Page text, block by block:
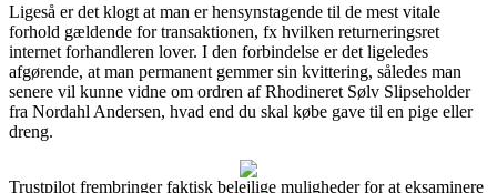
Ligeså er det klogt at man er hensynstagende til de mest vitale
forhold gældende for transaktionen, fx hvilken returneringsret
internet forhandleren lover. I den forbindelse er det ligeledes
afgørende, at man permanent gemmer sin kvittering, således man
senere vil kunne vidne om ordren af Rhodineret Sølv Slipseholder
fra Nordahl Andersen, hvad end du skal købe gave til en pige eller
dreng.
Trustpilot frembringer faktisk belejlige muligheder for at eksaminere